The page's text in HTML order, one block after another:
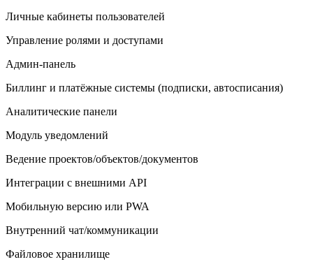
Личные кабинеты пользователей
Управление ролями и доступами
Админ-панель
Биллинг и платёжные системы (подписки, автосписания)
Аналитические панели
Модуль уведомлений
Ведение проектов/объектов/документов
Интеграции с внешними API
Мобильную версию или PWA
Внутренний чат/коммуникации
Файловое хранилище